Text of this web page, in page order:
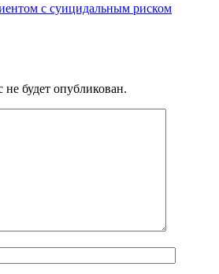
с суицидальным риском
будет опубликован.